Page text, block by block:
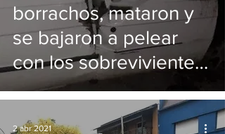
borrachos, mataron y
se bajaron a pelear
con los sobrevivientes
en La Plata
2 abr 2021